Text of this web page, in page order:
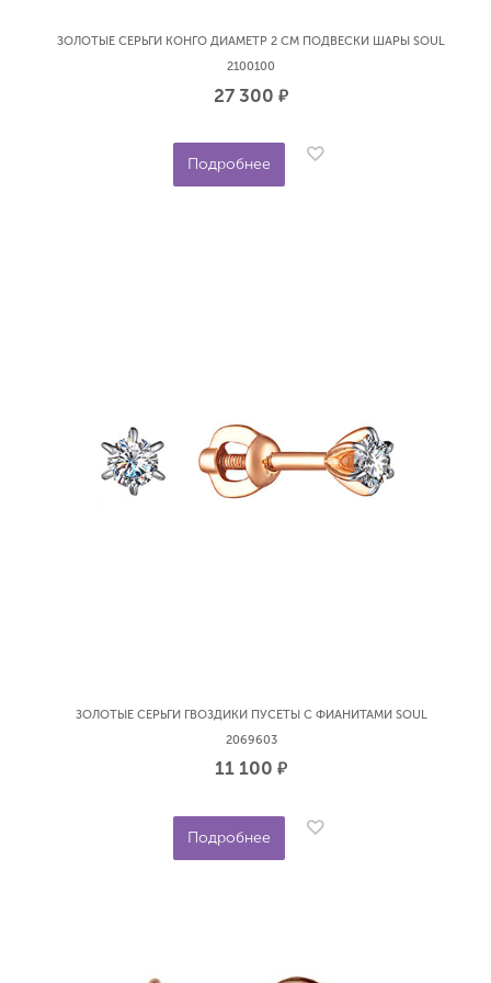
ЗОЛОТЫЕ СЕРЬГИ КОНГО ДИАМЕТР 2 СМ ПОДВЕСКИ ШАРЫ SOUL
2100100
27 300 р.
Подробнее
ЗОЛОТЫЕ СЕРЬГИ ГВОЗДИКИ ПУСЕТЫ С ФИАНИТАМИ SOUL
2069603
11 100 р.
Подробнее